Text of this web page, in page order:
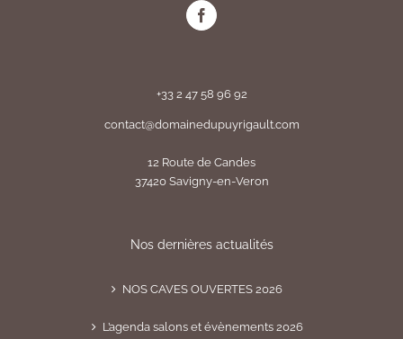
+33 2 47 58 96 92
contact@domainedupuyrigault.com
12 Route de Candes
37420 Savigny-en-Veron
Nos dernières actualités
NOS CAVES OUVERTES 2026
L’agenda salons et évènements 2026